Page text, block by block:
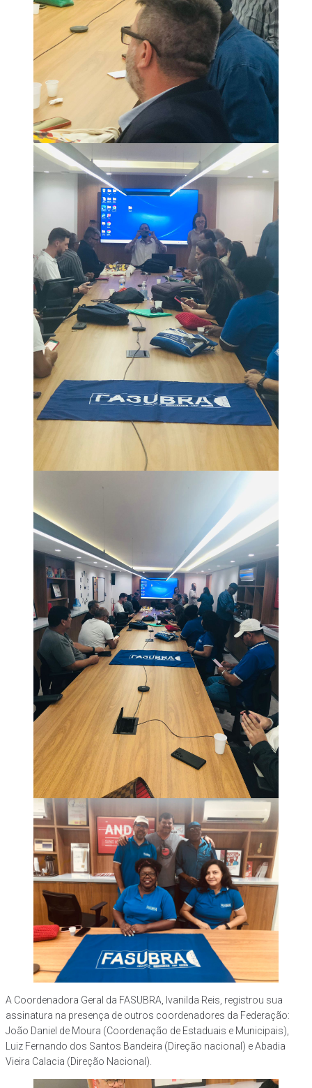
A Coordenadora Geral da FASUBRA, Ivanilda Reis, registrou sua
assinatura na presença de outros coordenadores da Federação:
João Daniel de Moura (Coordenação de Estaduais e Municipais),
Luiz Fernando dos Santos Bandeira (Direção nacional) e Abadia
Vieira Calacia (Direção Nacional).